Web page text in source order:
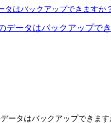
BCP対策
ータはバックアップできます